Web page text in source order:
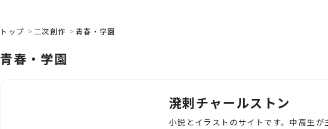
トップ 二次創作 青春・学園
青春・学園
溌剌チャールストン
小説とイラストのサイトです。中高生